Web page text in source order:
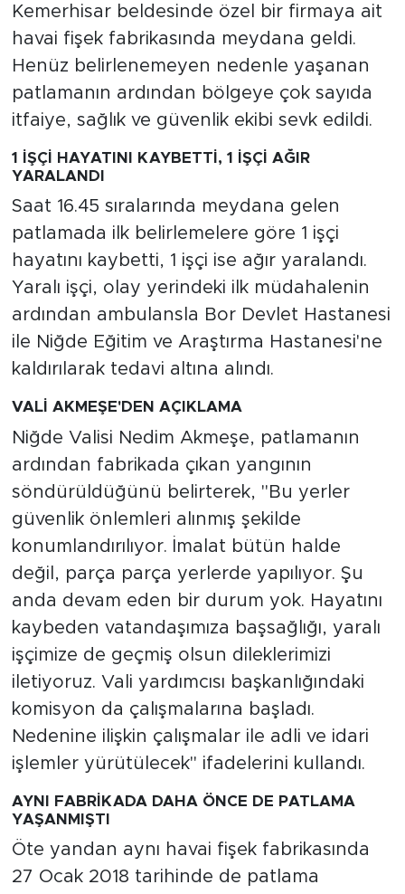
Kemerhisar beldesinde özel bir firmaya ait
havai fişek fabrikasında meydana geldi.
Henüz belirlenemeyen nedenle yaşanan
patlamanın ardından bölgeye çok sayıda
itfaiye, sağlık ve güvenlik ekibi sevk edildi.
1 İŞÇİ HAYATINI KAYBETTİ, 1 İŞÇİ AĞIR
YARALANDI
Saat 16.45 sıralarında meydana gelen
patlamada ilk belirlemelere göre 1 işçi
hayatını kaybetti, 1 işçi ise ağır yaralandı.
Yaralı işçi, olay yerindeki ilk müdahalenin
ardından ambulansla Bor Devlet Hastanesi
ile Niğde Eğitim ve Araştırma Hastanesi'ne
kaldırılarak tedavi altına alındı.
VALİ AKMEŞE'DEN AÇIKLAMA
Niğde Valisi Nedim Akmeşe, patlamanın
ardından fabrikada çıkan yangının
söndürüldüğünü belirterek, "Bu yerler
güvenlik önlemleri alınmış şekilde
konumlandırılıyor. İmalat bütün halde
değil, parça parça yerlerde yapılıyor. Şu
anda devam eden bir durum yok. Hayatını
kaybeden vatandaşımıza başsağlığı, yaralı
işçimize de geçmiş olsun dileklerimizi
iletiyoruz. Vali yardımcısı başkanlığındaki
komisyon da çalışmalarına başladı.
Nedenine ilişkin çalışmalar ile adli ve idari
işlemler yürütülecek" ifadelerini kullandı.
AYNI FABRİKADA DAHA ÖNCE DE PATLAMA
YAŞANMIŞTI
Öte yandan aynı havai fişek fabrikasında
27 Ocak 2018 tarihinde de patlama